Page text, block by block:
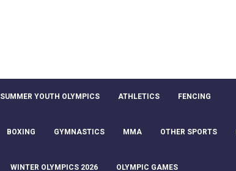
SUMMER YOUTH OLYMPICS ATHLETICS FENCING
BOXING GYMNASTICS MMA OTHER SPORTS
WINTER OLYMPICS 2026 OLYMPIC GAMES